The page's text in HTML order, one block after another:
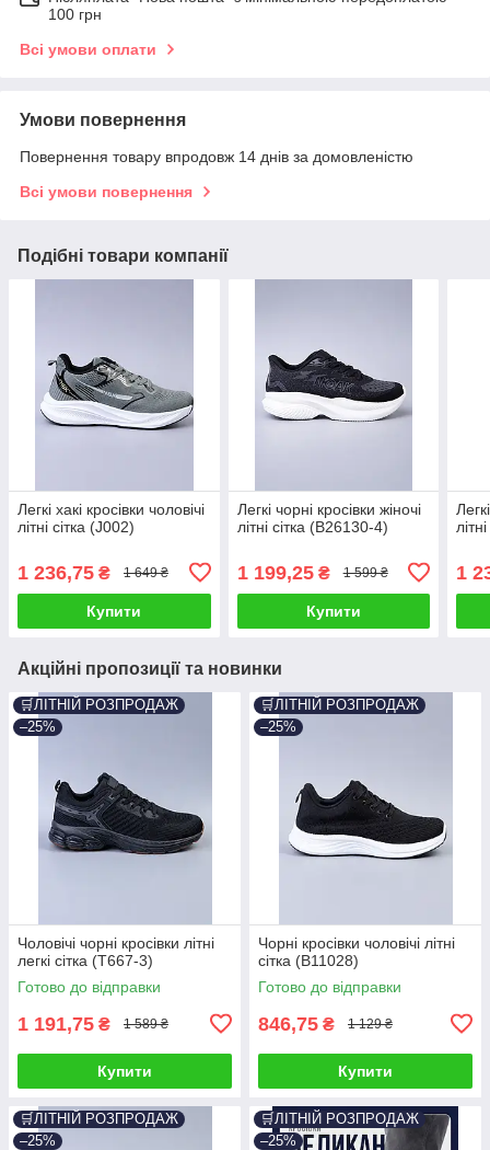
100 грн
Всі умови оплати
Умови повернення
Повернення товару впродовж 14 днів за домовленістю
Всі умови повернення
Подібні товари компанії
Легкі хакі кросівки чоловічі
літні сітка (J002)
1 236,75 ₴ 1 649 ₴
Купити
Легкі чорні кросівки жіночі
літні сітка (B26130-4)
1 199,25₴ 1 599 ₴
Купити
1
Акційні пропозиції та новинки
🛒ЛІТНІЙ РОЗПРОДАЖ
–25%
Чоловічі чорні кросівки літні
легкі сітка (T667-3)
Готово до відправки
1 191,75 ₴ 1 589 ₴
Купити
🛒ЛІТНІЙ РОЗПРОДАЖ
–25%
Чорні кросівки чоловічі літні
сітка (B11028)
Готово до відправки
846,75 ₴ 1 129 ₴
Купити
🛒ЛІТНІЙ РОЗПРОДАЖ
–25%
🛒ЛІТНІЙ РОЗПРОДАЖ
–25%